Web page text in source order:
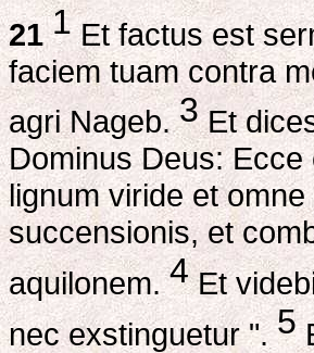
21 1Et factus est
faciem tuam contra
agri Nageb.3Et
Dominus Deus:
lignum viride et
succensionis, et
aquilonem.4Et
nec exstinguetur ".5